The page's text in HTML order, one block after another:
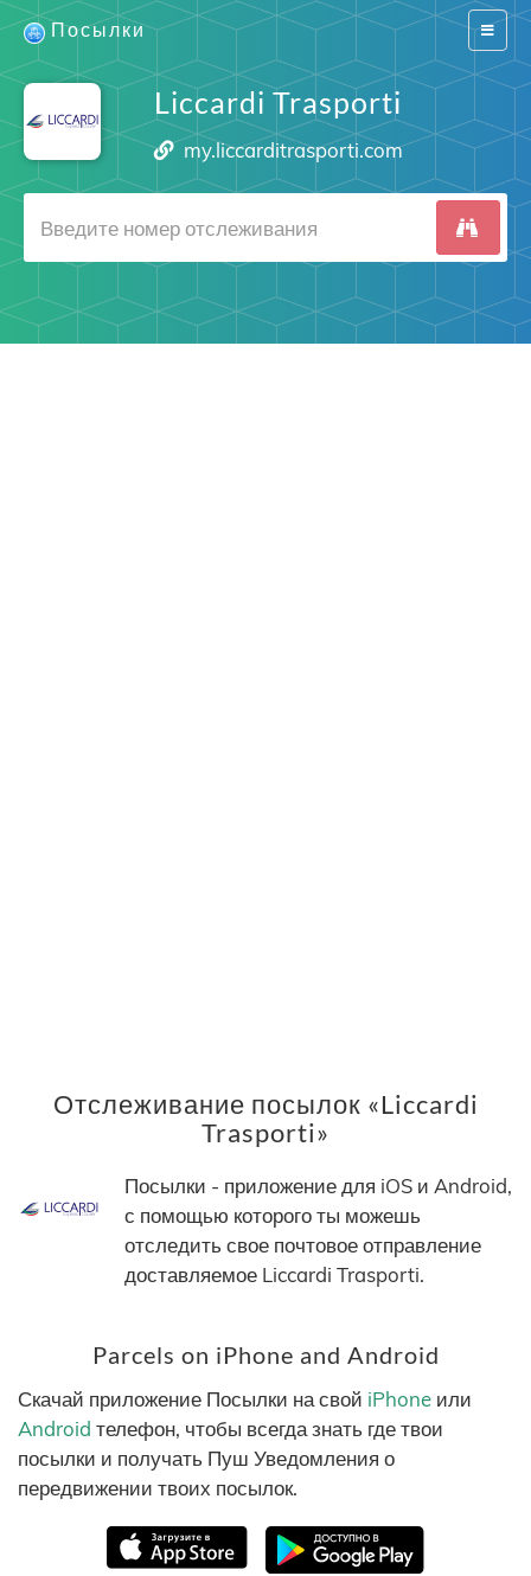
Switch
Посылки
Liccardi Trasporti
my.liccarditrasporti.com
Отслеживание посылок «Liccardi
Trasporti»
Посылки - приложение для iOS и Android,
с помощью которого ты можешь
отследить свое почтовое отправление
доставляемое Liccardi Trasporti.
Parcels on iPhone and Android
Скачай приложение Посылки на свой iPhone или
Android телефон, чтобы всегда знать где твои
посылки и получать Пуш Уведомления о
передвижении твоих посылок.